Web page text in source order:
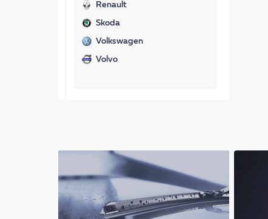
Renault
Skoda
Volkswagen
Volvo